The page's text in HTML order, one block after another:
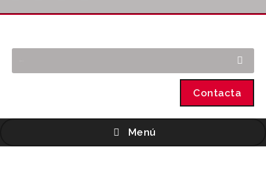
Contacta
Menú